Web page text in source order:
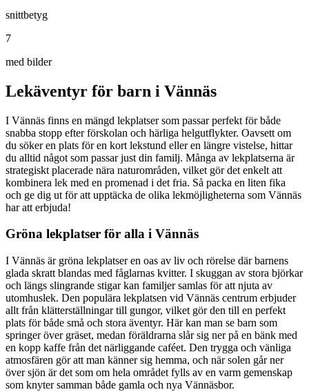
snittbetyg
7
med bilder
Lekäventyr för barn i Vännäs
I Vännäs finns en mängd lekplatser som passar perfekt för både
snabba stopp efter förskolan och härliga helgutflykter. Oavsett om
du söker en plats för en kort lekstund eller en längre vistelse, hittar
du alltid något som passar just din familj. Många av lekplatserna är
strategiskt placerade nära naturområden, vilket gör det enkelt att
kombinera lek med en promenad i det fria. Så packa en liten fika
och ge dig ut för att upptäcka de olika lekmöjligheterna som Vännäs
har att erbjuda!
Gröna lekplatser för alla i Vännäs
I Vännäs är gröna lekplatser en oas av liv och rörelse där barnens
glada skratt blandas med fåglarnas kvitter. I skuggan av stora björkar
och längs slingrande stigar kan familjer samlas för att njuta av
utomhuslek. Den populära lekplatsen vid Vännäs centrum erbjuder
allt från klätterställningar till gungor, vilket gör den till en perfekt
plats för både små och stora äventyr. Här kan man se barn som
springer över gräset, medan föräldrarna slår sig ner på en bänk med
en kopp kaffe från det närliggande caféet. Den trygga och vänliga
atmosfären gör att man känner sig hemma, och när solen går ner
över sjön är det som om hela området fylls av en varm gemenskap
som knyter samman både gamla och nya Vännäsbor.